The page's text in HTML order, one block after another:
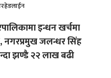
हेडलाईन
इन्धन खर्चमा
नगरप्रमुख जलन्धर सिंह
झण्डै २२ लाख बढी